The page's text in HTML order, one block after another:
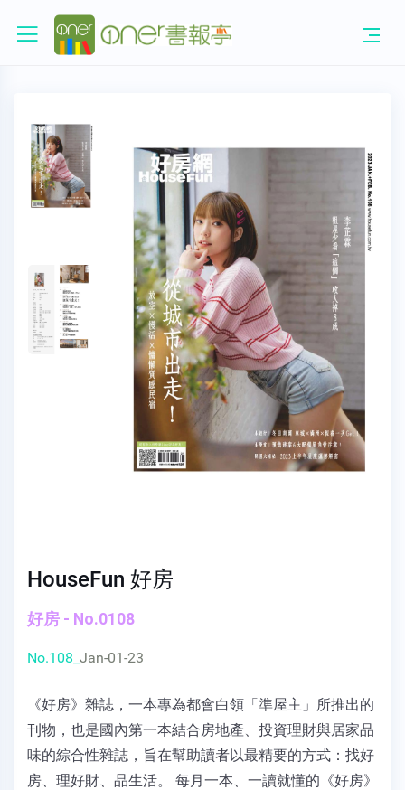
HouseFun 好房
好房 - No.0108
No.108_ Jan-01-23
《好房》雜誌，一本專為都會白領「準屋主」所推出的
刊物，也是國內第一本結合房地產、投資理財與居家品
味的綜合性雜誌，旨在幫助讀者以最精要的方式：找好
房、理好財、品生活。 每月一本、一讀就懂的《好房》